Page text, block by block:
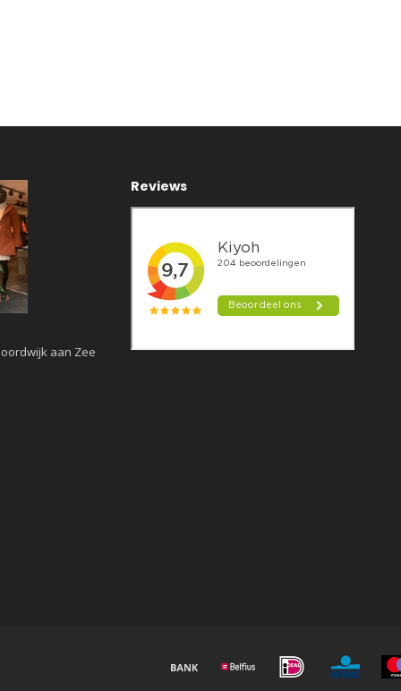
aan Zee
Reviews